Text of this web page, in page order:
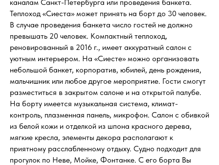
каналам Санкт-Петербурга или проведения банкета.
Теплоход «Сиеста» может принять на борт до 30 человек.
В случае проведения банкета число гостей не должно
превышать 20 человек. Компактный теплоход,
реновированный в 2016 г., имеет аккуратный салон с
уютным интерьером. На «Сиесте» можно организовать
небольшой банкет, корпоратив, юбилей, день рождения,
мальчишник или любое другое мероприятие. Гости смогут
разместиться в закрытом салоне и на открытой палубе.
На борту имеется музыкальная система, климат-
контроль, плазменная панель, микрофон. Салон с обивкой
из белой кожи и отделкой из шпона красного дерева,
мягкие кресла, элементы декора располагают к
приятному расслабленному отдыху. Судно подходит для
прогулок по Неве, Мойке, Фонтанке. С его борта Вы